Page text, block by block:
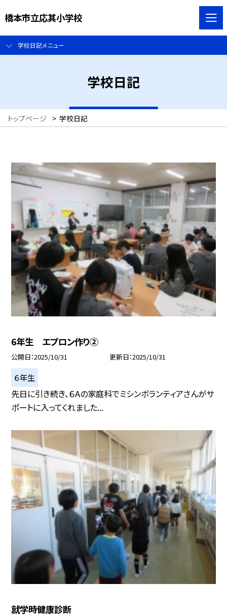
橋本市立応其小学校
学校日記メニュー
学校日記
トップページ > 学校日記
6年生 エプロン作り②
公開日 2025/10/31 更新日 2025/10/31
６年生
先日に引き続き、６Aの家庭科でミシンボランティアさんがサ
ポートに入ってくれました...
就学時健康診断